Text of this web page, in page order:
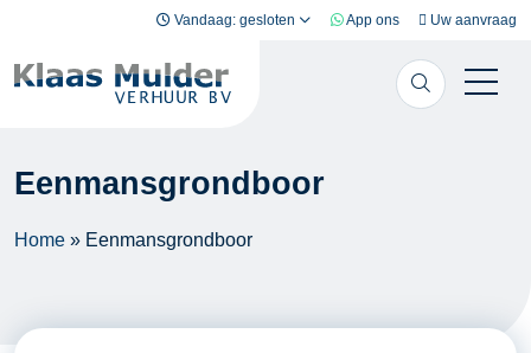
Vandaag: gesloten App ons Uw aanvraag
Eenmansgrondboor
Home » Eenmansgrondboor